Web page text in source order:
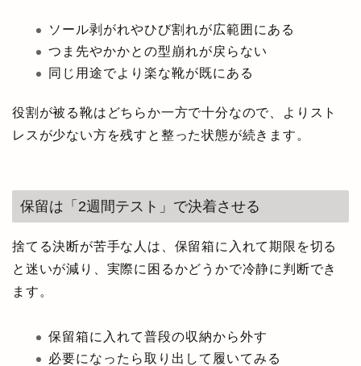
ソール剥がれやひび割れが広範囲にある
つま先やかかとの型崩れが戻らない
同じ用途でより楽な靴が既にある
役割が被る靴はどちらか一方で十分なので、よりスト
レスが少ない方を残すと整った状態が続きます。
保留は「2週間テスト」で決着させる
捨てる決断が苦手な人は、保留箱に入れて期限を切る
と迷いが減り、実際に困るかどうかで冷静に判断でき
ます。
保留箱に入れて普段の収納から外す
必要になったら取り出して履いてみる